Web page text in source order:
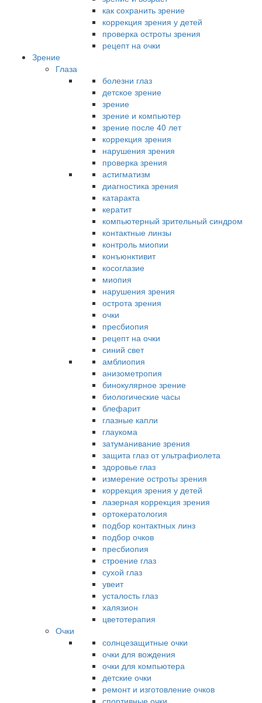
как сохранить зрение
коррекция зрения у детей
проверка остроты зрения
рецепт на очки
Зрение
Глаза
болезни глаз
детское зрение
зрение
зрение и компьютер
зрение после 40 лет
коррекция зрения
нарушения зрения
проверка зрения
астигматизм
диагностика зрения
катаракта
кератит
компьютерный зрительный синдром
контактные линзы
контроль миопии
конъюнктивит
косоглазие
миопия
нарушения зрения
острота зрения
очки
пресбиопия
рецепт на очки
синий свет
амблиопия
анизометропия
бинокулярное зрение
биологические часы
блефарит
глазные капли
глаукома
затуманивание зрения
защита глаз от ультрафиолета
здоровье глаз
измерение остроты зрения
коррекция зрения у детей
лазерная коррекция зрения
ортокератология
подбор контактных линз
подбор очков
пресбиопия
строение глаз
сухой глаз
увеит
усталость глаз
халязион
цветотерапия
Очки
солнцезащитные очки
очки для вождения
очки для компьютера
детские очки
ремонт и изготовление очков